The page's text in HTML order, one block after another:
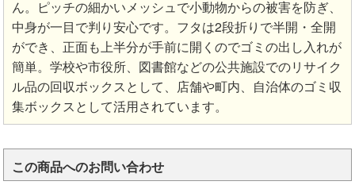
ん。ピッチの細かいメッシュで小動物からの被害を防ぎ、
中身が一目で判り安心です。フタは2段折りで半開・全開
ができ、正面も上半分が手前に開くのでゴミの出し入れが
簡単。学校や市役所、図書館などの公共施設でのリサイク
ル品の回収ボックスとして、店舗や町内、自治体のゴミ収
集ボックスとして活用されています。
この商品へのお問い合わせ